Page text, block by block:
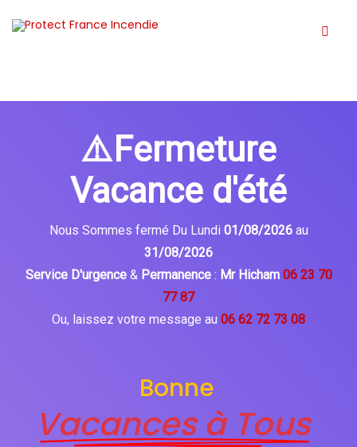
⚠️Fermeture
Vacance d'été
Nous Sommes fermé Du Lundi 01/08/2026 au
31/08/2026
Service D'urgence& Permanence: Mr Hicham 06 23 70
77 87
Ou, laissez votre message au 06 62 72 73 08
Bonne
Vacances à Tous